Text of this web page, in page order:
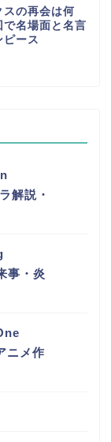
スの再会は何
名場面と名言
ピース
解説・
事・炎
ニメ作